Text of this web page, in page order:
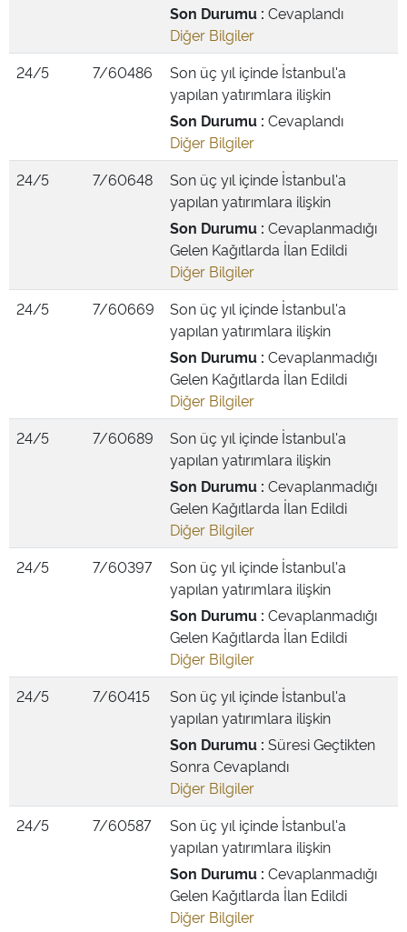
Son Durumu : Cevaplandı
Diğer Bilgiler
24/5
7/60486
Son üç yıl içinde İstanbul'a
yapılan yatırımlara ilişkin
Son Durumu : Cevaplandı
Diğer Bilgiler
24/5
7/60648
Son üç yıl içinde İstanbul'a
yapılan yatırımlara ilişkin
Son Durumu : Cevaplanmadığı
Gelen Kağıtlarda İlan Edildi
Diğer Bilgiler
24/5
7/60669
Son üç yıl içinde İstanbul'a
yapılan yatırımlara ilişkin
Son Durumu : Cevaplanmadığı
Gelen Kağıtlarda İlan Edildi
Diğer Bilgiler
24/5
7/60689
Son üç yıl içinde İstanbul'a
yapılan yatırımlara ilişkin
Son Durumu : Cevaplanmadığı
Gelen Kağıtlarda İlan Edildi
Diğer Bilgiler
24/5
7/60397
Son üç yıl içinde İstanbul'a
yapılan yatırımlara ilişkin
Son Durumu : Cevaplanmadığı
Gelen Kağıtlarda İlan Edildi
Diğer Bilgiler
24/5
7/60415
Son üç yıl içinde İstanbul'a
yapılan yatırımlara ilişkin
Son Durumu : Süresi Geçtikten
Sonra Cevaplandı
Diğer Bilgiler
24/5
7/60587
Son üç yıl içinde İstanbul'a
yapılan yatırımlara ilişkin
Son Durumu : Cevaplanmadığı
Gelen Kağıtlarda İlan Edildi
Diğer Bilgiler